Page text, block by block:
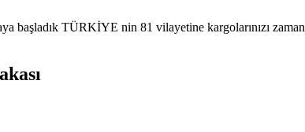
başladık TÜRKİYE nin 81 vilayetine kargolarınızı